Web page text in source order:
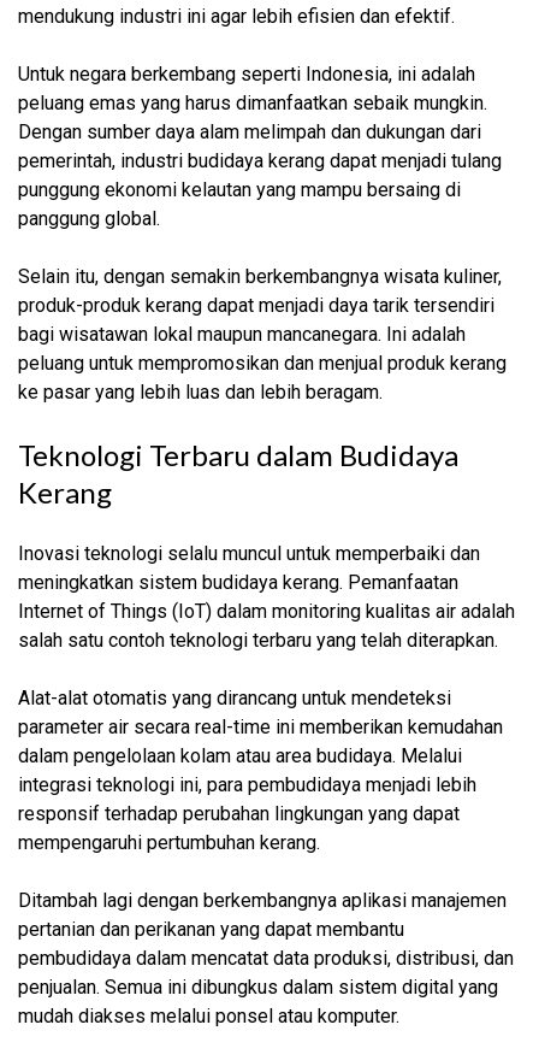
mendukung industri ini agar lebih efisien dan efektif.
Untuk negara berkembang seperti Indonesia, ini adalah
peluang emas yang harus dimanfaatkan sebaik mungkin.
Dengan sumber daya alam melimpah dan dukungan dari
pemerintah, industri budidaya kerang dapat menjadi tulang
punggung ekonomi kelautan yang mampu bersaing di
panggung global.
Selain itu, dengan semakin berkembangnya wisata kuliner,
produk-produk kerang dapat menjadi daya tarik tersendiri
bagi wisatawan lokal maupun mancanegara. Ini adalah
peluang untuk mempromosikan dan menjual produk kerang
ke pasar yang lebih luas dan lebih beragam.
Teknologi Terbaru dalam Budidaya
Kerang
Inovasi teknologi selalu muncul untuk memperbaiki dan
meningkatkan sistem budidaya kerang. Pemanfaatan
Internet of Things (IoT) dalam monitoring kualitas air adalah
salah satu contoh teknologi terbaru yang telah diterapkan.
Alat-alat otomatis yang dirancang untuk mendeteksi
parameter air secara real-time ini memberikan kemudahan
dalam pengelolaan kolam atau area budidaya. Melalui
integrasi teknologi ini, para pembudidaya menjadi lebih
responsif terhadap perubahan lingkungan yang dapat
mempengaruhi pertumbuhan kerang.
Ditambah lagi dengan berkembangnya aplikasi manajemen
pertanian dan perikanan yang dapat membantu
pembudidaya dalam mencatat data produksi, distribusi, dan
penjualan. Semua ini dibungkus dalam sistem digital yang
mudah diakses melalui ponsel atau komputer.